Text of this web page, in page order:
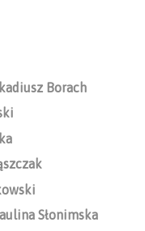
Borach
Słonimska